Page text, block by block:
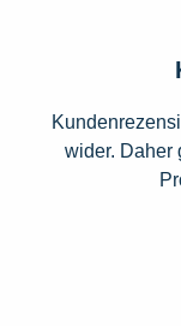
wider. Daher